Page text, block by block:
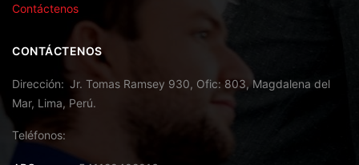
Contáctenos
CONTÁCTENOS
Dirección
Jr. Tomas Ramsey 930, Ofic: 803, Magdalena del
Mar, Lima, Perú.
Teléfonos